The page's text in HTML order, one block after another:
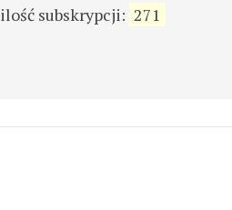
ilość subskrypcji: 271